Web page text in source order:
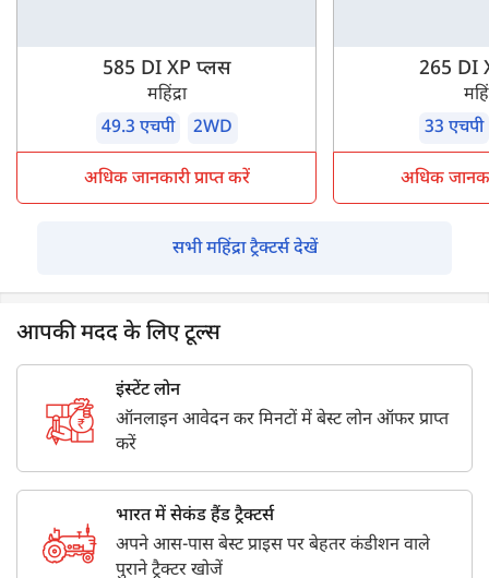
585 DI XP प्लस
महिंद्रा
49.3 एचपी
2WD
अधिक जानकारी प्राप्त करें
265 DI
33 एचपी
अधिक
सभी महिंद्रा ट्रैक्टर्स देखें
आपकी मदद के लिए टूल्स
इंस्टेंट लोन
ऑनलाइन आवेदन कर मिनटों में बेस्ट लोन ऑफर प्राप्त
करें
भारत में सेकंड हैंड ट्रैक्टर्स
अपने आस-पास बेस्ट प्राइस पर बेहतर कंडीशन वाले
पुराने ट्रैक्टर खोजें